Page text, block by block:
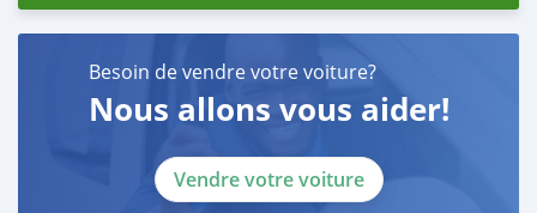
Filtre à huile
Essuie-glaces
Prochain service : 351520 ou 16.12.2024
09.01.2025 km 344546
Besoin de vendre votre voiture?
Nous allons vous aider!
Vendre votre voiture